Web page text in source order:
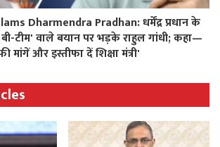
Dharmendra Pradhan: धर्मेंद्र प्रधान के
टीम' वाले बयान पर भड़के राहुल गांधी; कहा—
मांगें और इस्तीफा दें शिक्षा मंत्री'